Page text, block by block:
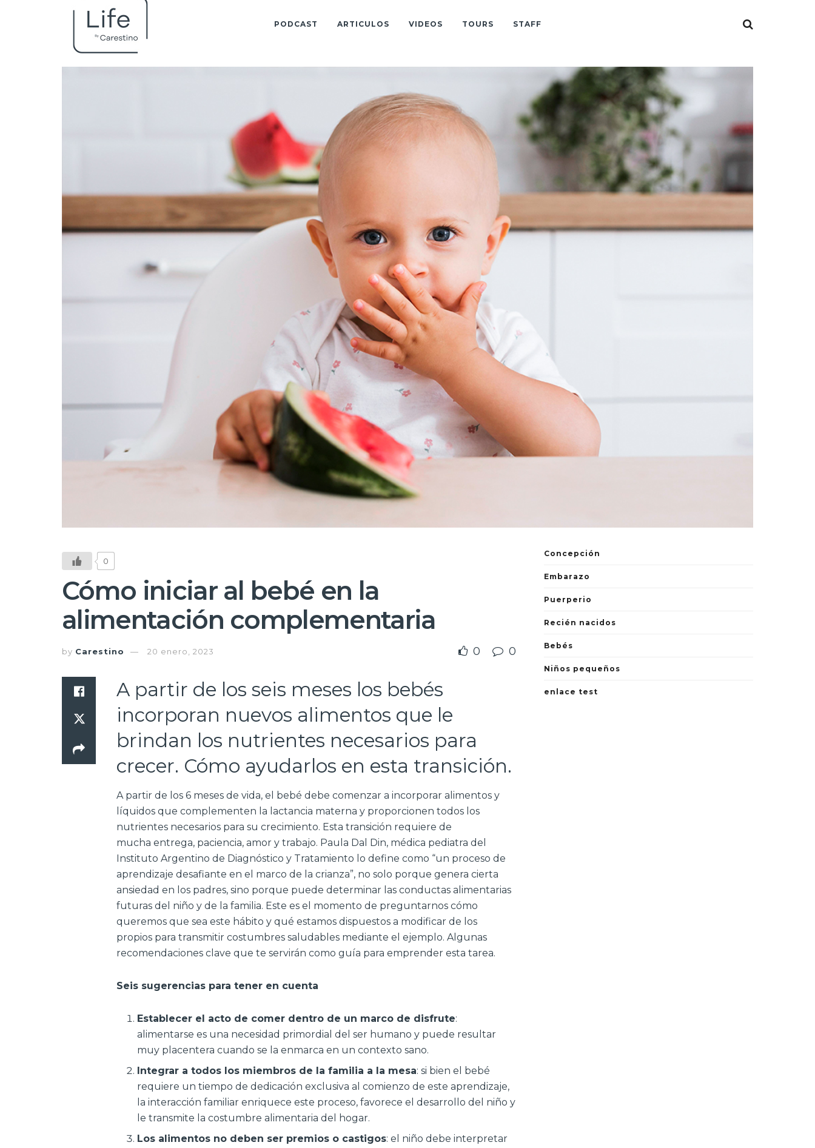
PODCAST ARTICULOS VIDEOS TOURS STAFF
0
Cómo iniciar al bebé en la
alimentación complementaria
by Carestino 20 enero, 2023 0 0
A partir de los seis meses los bebés
incorporan nuevos alimentos que le
brindan los nutrientes necesarios para
crecer. Cómo ayudarlos en esta transición.
A partir de los 6 meses de vida, el bebé debe comenzar a incorporar alimentos y
líquidos que complementen la lactancia materna y proporcionen todos los
nutrientes necesarios para su crecimiento. Esta transición requiere de
mucha entrega, paciencia, amor y trabajo. Paula Dal Din, médica pediatra del
Instituto Argentino de Diagnóstico y Tratamiento lo define como “un proceso de
aprendizaje desafiante en el marco de la crianza”, no solo porque genera cierta
ansiedad en los padres, sino porque puede determinar las conductas alimentarias
futuras del niño y de la familia. Este es el momento de preguntarnos cómo
queremos que sea este hábito y qué estamos dispuestos a modificar de los
propios para transmitir costumbres saludables mediante el ejemplo. Algunas
recomendaciones clave que te servirán como guía para emprender esta tarea.
Seis sugerencias para tener en cuenta
Establecer el acto de comer dentro de un marco de disfrute:
alimentarse es una necesidad primordial del ser humano y puede resultar
muy placentera cuando se la enmarca en un contexto sano.
Integrar a todos los miembros de la familia a la mesa: si bien el bebé
requiere un tiempo de dedicación exclusiva al comienzo de este aprendizaje,
la interacción familiar enriquece este proceso, favorece el desarrollo del niño y
le transmite la costumbre alimentaria del hogar.
Los alimentos no deben ser premios o castigos: el niño debe interpretar
Concepción
Embarazo
Puerperio
Recién nacidos
Bebés
Niños pequeños
enlace test